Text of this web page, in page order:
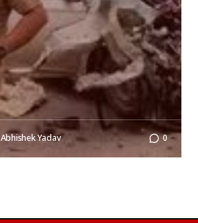
Abhishek Yadav 0